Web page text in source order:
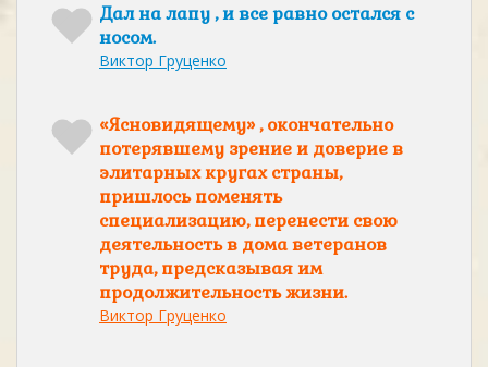
Дал на лапу , и все равно остался с
носом.
Виктор Груценко
«Ясновидящему» , окончательно
потерявшему зрение и доверие в
элитарных кругах страны,
пришлось поменять
специализацию, перенести свою
деятельность в дома ветеранов
труда, предсказывая им
продолжительность жизни.
Виктор Груценко